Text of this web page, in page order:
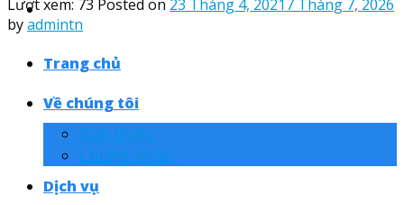
Trang chủ
Về chúng tôi
Giới thiệu
Chứng nhận
Dịch vụ
Lượt xem: 73 Posted on 23 Tháng 4, 20217 Tháng 7, 2026
byadmintn